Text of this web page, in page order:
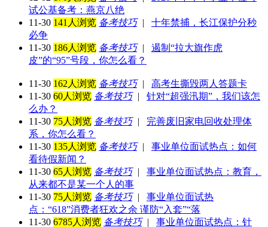
试公基备考：燕京八绝
11-30 141人浏览 备考技巧|
十年禁捕，长江保护分秒
必争
11-30 186人浏览 备考技巧|
遏制“拉大旗作虎
皮”的“95”号段，你怎么看？
11-30 162人浏览 备考技巧|
高考生撕毁两人答题卡
11-30 60人浏览 备考技巧|
针对“超强汛期”，我们该怎
么办？
11-30 75人浏览 备考技巧|
完善废旧家电回收处理体
系，你怎么看？
11-30 135人浏览 备考技巧|
事业单位面试热点：如何
看待假新闻？
11-30 65人浏览 备考技巧|
事业单位面试热点：教育，
从来都不是某一个人的事
11-30 75人浏览 备考技巧|
事业单位面试热
点：“618”消费者狂欢之余 谨防“入套”“落
11-30 6785人浏览 备考技巧|
事业单位面试热点：针